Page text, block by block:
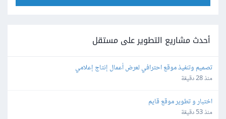
أحدث مشاريع التطوير على مستقل
تصميم وتنفيذ موقع احترافي لعرض أعمال إنتاج إعلامي
منذ 28 دقيقة
اختبار و تطوير موقع قايم
منذ 53 دقيقة